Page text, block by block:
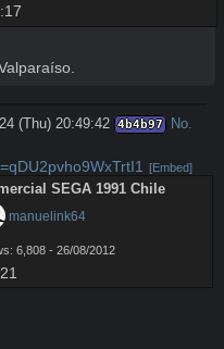
(Thu) 20:49:42 4b4b97
No.
[Embed]
SEGA 1991 Chile
manuelink64
6,808 - 26/08/2012